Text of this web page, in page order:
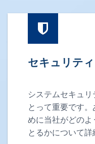
セキュリティ
システムセキュ
とって重要です
めに当社がどの
とるかについて詳